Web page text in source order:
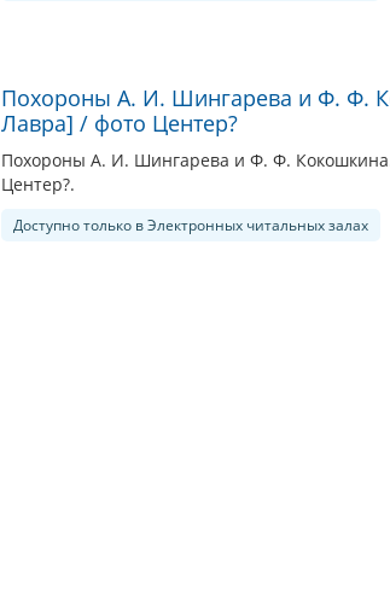
Похороны А. И. Шингарева и Ф. Ф.
Лавра] / фото Центер?
Похороны А. И. Шингарева и Ф. Ф.
Центер?.
Доступно только в Электронных читальных залах